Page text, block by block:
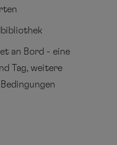
an Bord - eine
Tag, weitere